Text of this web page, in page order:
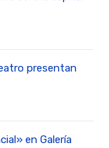
presentan
en Galería